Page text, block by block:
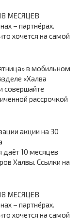
МЕСЯЦЕВ
– партнёрах.
хочется на самой
в мобильном
«Халва
совершайте
рассрочкой
акции на 30
даёт 10 месяцев
Халвы. Ссылки на
МЕСЯЦЕВ
– партнёрах.
хочется на самой